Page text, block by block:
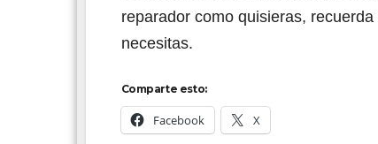
reparador como quisieras,
necesitas.
Comparte esto:
Facebook X